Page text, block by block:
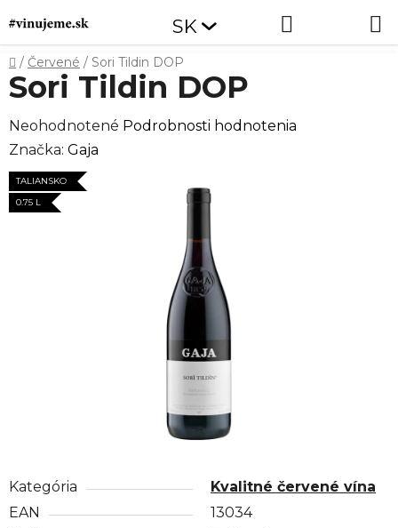
na
obsah
SK
Domov
/ Červené / Sori Tildin DOP
Kategória
Kvalitné červené vína
EAN
13034
Sori Tildin DOP
Priemerné
hodnotenie
produktu
je
Neohodnotené Podrobnosti hodnotenia
Značka: Gaja
TALIANSKO
0.75 L